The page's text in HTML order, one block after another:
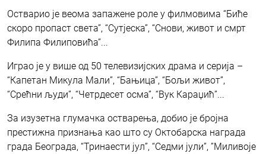
Остварио је веома запажене роле у филмовима “Биће
скоро пропаст света”, “Сутјеска”, “Снови, живот и смрт
Филипа Филиповића”...
Играо је у више од 50 телевизијских драма и серија –
“Капетан Микула Мали”, “Бањица”, “Бољи живот”,
“Срећни људи”, “Четрдесет осма”, “Вук Караџић”...
За изузетна глумачка остварења, добио је бројна
престижна признања као што су Октобарска награда
града Београда, “Тринаести јул”, “Седми јули”, ”Миливоје